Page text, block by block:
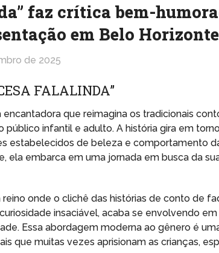
faz crítica bem-
em Belo Horizonte
de 2025
FALALINDA”
encantadora que reimagina os tradicionais
infantil e adulto. A história gira em
estabelecidos de beleza e comportamento
ela embarca em uma jornada em busca da
onde o clichê das histórias de conto de
insaciável, acaba se envolvendo
Essa abordagem moderna ao gênero é
que muitas vezes aprisionam as crianças,